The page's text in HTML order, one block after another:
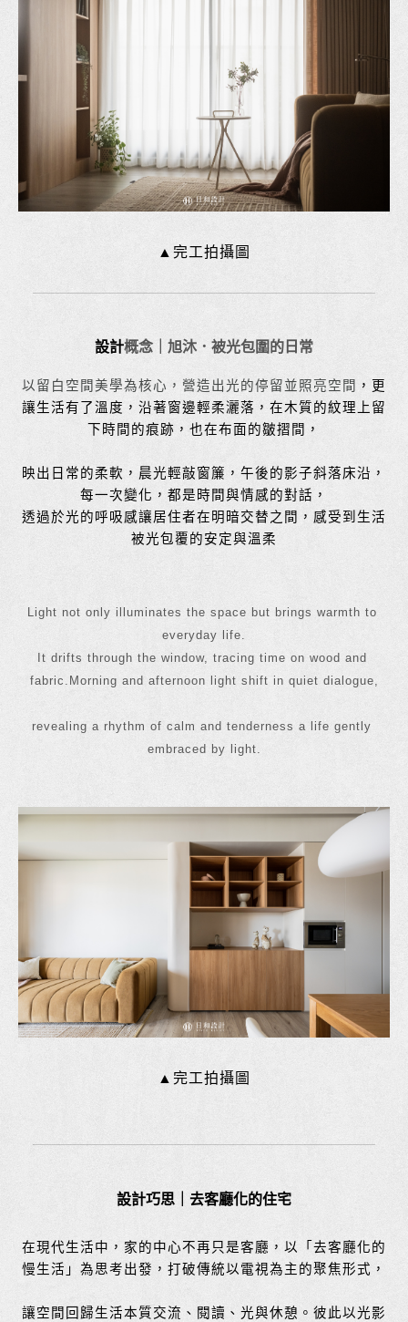
▲完工拍攝圖
設計概念｜旭沐．被光包圍的日常
以留白空間美學為核心，營造出光的停留並照亮空間 ，更
讓生活有了溫度，沿著窗邊輕柔灑落，在木質的紋理上留
下時間的痕跡，也在布面的皺摺間，
映出日常的柔軟，晨光輕敲窗簾，午後的影子斜落床沿，
每一次變化，都是時間與情感的對話，
透過於光的呼吸感讓居住者在明暗交替之間，感受到生活
被光包覆的安定與溫柔
Light not only illuminates the space but brings warmth to
everyday life.
It drifts through the window, tracing time on wood and
fabric.Morning and afternoon light shift in quiet dialogue,
revealing a rhythm of calm and tenderness a life gently
embraced by light.
▲完工拍攝圖
設計巧思｜去客廳化的住宅
在現代生活中，家的中心不再只是客廳 ，以「去客廳化的
慢生活」為思考出發，打破傳統以電視為主的聚焦形式，
讓空間回歸生活本質交流、閱讀、光與休憩。彼此以光影